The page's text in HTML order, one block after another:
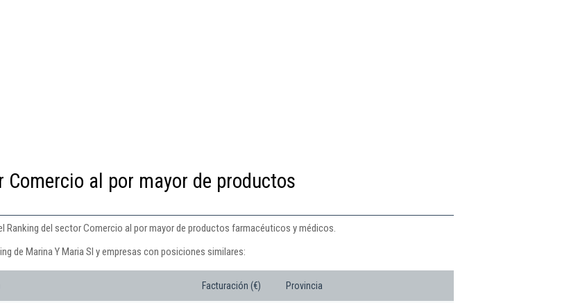
Comercio al por mayor de productos
Ranking del sector Comercio al por mayor de productos farmacéuticos y médicos.
de Marina Y Maria Sl y empresas con posiciones similares:
Facturación (€) Provincia